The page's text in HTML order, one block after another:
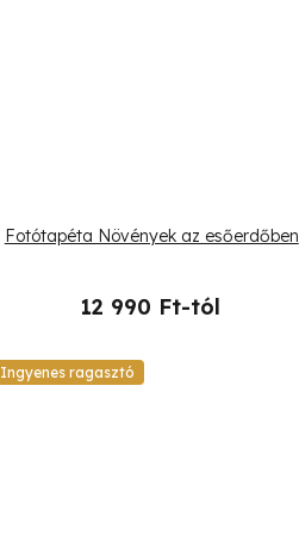
Fotótapéta Növények az esőerdőben
12 990 Ft-tól
Ingyenes ragasztó